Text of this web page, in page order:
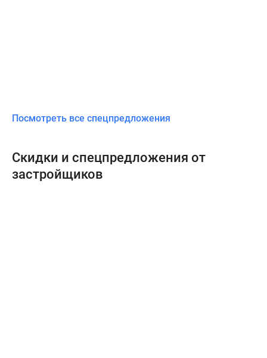
Посмотреть все спецпредложения
Скидки и спецпредложения от
застройщиков